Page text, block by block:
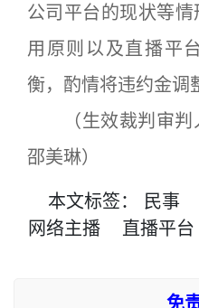
公司平台的现状等
用原则以及直播平
衡，酌情将违约金调
（生效裁判审判
邵美琳）
本文标签： 民事
网络主播
直播平台
免